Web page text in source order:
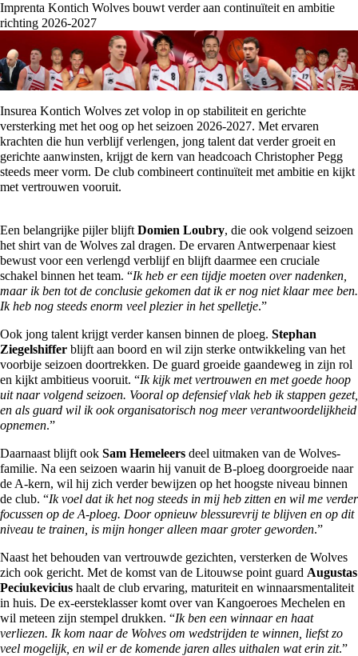
Imprenta Kontich Wolves bouwt verder aan continuïteit en ambitie
richting 2026-2027
Insurea Kontich Wolves zet volop in op stabiliteit en gerichte
versterking met het oog op het seizoen 2026-2027. Met ervaren
krachten die hun verblijf verlengen, jong talent dat verder groeit en
gerichte aanwinsten, krijgt de kern van headcoach Christopher Pegg
steeds meer vorm. De club combineert continuïteit met ambitie en kijkt
met vertrouwen vooruit.
Een belangrijke pijler blijft Domien Loubry, die ook volgend seizoen
het shirt van de Wolves zal dragen. De ervaren Antwerpenaar kiest
bewust voor een verlengd verblijf en blijft daarmee een cruciale
schakel binnen het team. “Ik heb er een tijdje moeten over nadenken,
maar ik ben tot de conclusie gekomen dat ik er nog niet klaar mee ben.
Ik heb nog steeds enorm veel plezier in het spelletje.”
Ook jong talent krijgt verder kansen binnen de ploeg. Stephan
Ziegelshiffer blijft aan boord en wil zijn sterke ontwikkeling van het
voorbije seizoen doortrekken. De guard groeide gaandeweg in zijn rol
en kijkt ambitieus vooruit. “Ik kijk met vertrouwen en met goede hoop
uit naar volgend seizoen. Vooral op defensief vlak heb ik stappen gezet,
en als guard wil ik ook organisatorisch nog meer verantwoordelijkheid
opnemen.”
Daarnaast blijft ook Sam Hemeleers deel uitmaken van de Wolves-
familie. Na een seizoen waarin hij vanuit de B-ploeg doorgroeide naar
de A-kern, wil hij zich verder bewijzen op het hoogste niveau binnen
de club. “Ik voel dat ik het nog steeds in mij heb zitten en wil me verder
focussen op de A-ploeg. Door opnieuw blessurevrij te blijven en op dit
niveau te trainen, is mijn honger alleen maar groter geworden.”
Naast het behouden van vertrouwde gezichten, versterken de Wolves
zich ook gericht. Met de komst van de Litouwse point guard Augustas
Peciukevicius haalt de club ervaring, maturiteit en winnaarsmentaliteit
in huis. De ex-eersteklasser komt over van Kangoeroes Mechelen en
wil meteen zijn stempel drukken. “Ik ben een winnaar en haat
verliezen. Ik kom naar de Wolves om wedstrijden te winnen, liefst zo
veel mogelijk, en wil er de komende jaren alles uithalen wat erin zit.”